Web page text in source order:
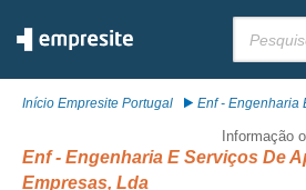
Início Empresite Portugal Enf - Engenharia
Informação
Enf - Engenharia E Serviços De
Empresas, Lda